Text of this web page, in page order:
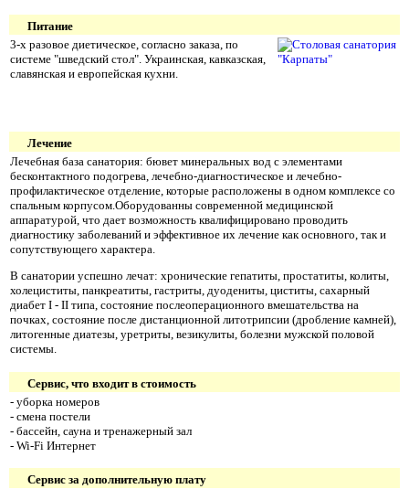
Питание
3-х разовое диетическое, согласно заказа, по
системе "шведский стол". Украинская, кавказская,
славянская и европейская кухни.
Лечение
Лечебная база санатория: бювет минеральных вод с элементами
бесконтактного подогрева, лечебно-диагностическое и лечебно-
профилактическое отделение, которые расположены в одном комплексе со
спальным корпусом.Оборудованны современной медицинской
аппаратурой, что дает возможность квалифицировано проводить
диагностику заболеваний и эффективное их лечение как основного, так и
сопутствующего характера.
В санатории успешно лечат: хронические гепатиты, простатиты, колиты,
холециститы, панкреатиты, гастриты, дуодениты, циститы, сахарный
диабет I - II типа, состояние послеоперационного вмешательства на
почках, состояние после дистанционной литотрипсии (дробление камней),
литогенные диатезы, уретриты, везикулиты, болезни мужской половой
системы.
Сервис, что входит в стоимость
- уборка номеров
- смена постели
- бассейн, сауна и тренажерный зал
- Wi-Fi Интернет
Сервис за дополнительную плату